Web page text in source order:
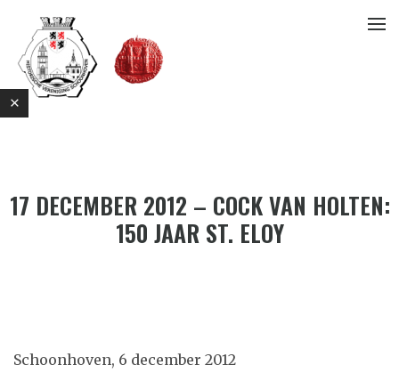
17 DECEMBER 2012 – COCK VAN HOLTEN:
150 JAAR ST. ELOY
Schoonhoven, 6 december 2012